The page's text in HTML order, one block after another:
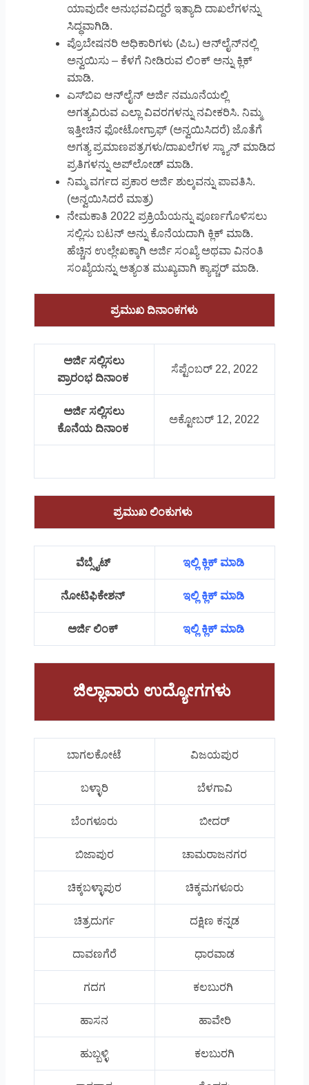
ಯಾವುದೇ ಅನುಭವವಿದ್ದರೆ ಇತ್ಯಾದಿ ದಾಖಲೆಗಳನ್ನು
ಸಿದ್ಧವಾಗಿಡಿ.
ಪ್ರೊಬೇಷನರಿ ಅಧಿಕಾರಿಗಳು (ಪಿಒ) ಆನ್‌ಲೈನ್‌ನಲ್ಲಿ
ಅನ್ವಯಿಸು – ಕೆಳಗೆ ನೀಡಿರುವ ಲಿಂಕ್ ಅನ್ನು ಕ್ಲಿಕ್
ಮಾಡಿ.
ಎಸ್‌ಬಿಐ ಆನ್‌ಲೈನ್ ಅರ್ಜಿ ನಮೂನೆಯಲ್ಲಿ
ಅಗತ್ಯವಿರುವ ಎಲ್ಲಾ ವಿವರಗಳನ್ನು ನವೀಕರಿಸಿ. ನಿಮ್ಮ
ಇತ್ತೀಚಿನ ಫೋಟೋಗ್ರಾಫ್ (ಅನ್ವಯಿಸಿದರೆ) ಜೊತೆಗೆ
ಅಗತ್ಯ ಪ್ರಮಾಣಪತ್ರಗಳು/ದಾಖಲೆಗಳ ಸ್ಕ್ಯಾನ್ ಮಾಡಿದ
ಪ್ರತಿಗಳನ್ನು ಅಪ್‌ಲೋಡ್ ಮಾಡಿ.
ನಿಮ್ಮ ವರ್ಗದ ಪ್ರಕಾರ ಅರ್ಜಿ ಶುಲ್ಕವನ್ನು ಪಾವತಿಸಿ.
(ಅನ್ವಯಿಸಿದರೆ ಮಾತ್ರ)
ನೇಮಕಾತಿ 2022 ಪ್ರಕ್ರಿಯೆಯನ್ನು ಪೂರ್ಣಗೊಳಿಸಲು
ಸಲ್ಲಿಸು ಬಟನ್ ಅನ್ನು ಕೊನೆಯದಾಗಿ ಕ್ಲಿಕ್ ಮಾಡಿ.
ಹೆಚ್ಚಿನ ಉಲ್ಲೇಖಕ್ಕಾಗಿ ಅರ್ಜಿ ಸಂಖ್ಯೆ ಅಥವಾ ವಿನಂತಿ
ಸಂಖ್ಯೆಯನ್ನು ಅತ್ಯಂತ ಮುಖ್ಯವಾಗಿ ಕ್ಯಾಪ್ಚರ್ ಮಾಡಿ.
ಪ್ರಮುಖ ದಿನಾಂಕಗಳು
ಅರ್ಜಿ ಸಲ್ಲಿಸಲು
ಪ್ರಾರಂಭ ದಿನಾಂಕ
ಸೆಪ್ಟೆಂಬರ್ 22, 2022
ಅರ್ಜಿ ಸಲ್ಲಿಸಲು
ಕೊನೆಯ ದಿನಾಂಕ
ಅಕ್ಟೋಬರ್ 12, 2022
ಪ್ರಮುಖ ಲಿಂಕುಗಳು
ವೆಬ್ಸೈಟ್ ಇಲ್ಲಿ ಕ್ಲಿಕ್ ಮಾಡಿ
ನೋಟಿಫಿಕೇಶನ್ ಇಲ್ಲಿ ಕ್ಲಿಕ್ ಮಾಡಿ
ಅರ್ಜಿ ಲಿಂಕ್ ಇಲ್ಲಿ ಕ್ಲಿಕ್ ಮಾಡಿ
ಜಿಲ್ಲಾವಾರು ಉದ್ಯೋಗಗಳು
ಬಾಗಲಕೋಟೆ ವಿಜಯಪುರ
ಬಳ್ಳಾರಿ ಬೆಳಗಾವಿ
ಬೆಂಗಳೂರು ಬೀದರ್
ಬಿಜಾಪುರ ಚಾಮರಾಜನಗರ
ಚಿಕ್ಕಬಳ್ಳಾಪುರ ಚಿಕ್ಕಮಗಳೂರು
ಚಿತ್ರದುರ್ಗ ದಕ್ಷಿಣ ಕನ್ನಡ
ದಾವಣಗೆರೆ ಧಾರವಾಡ
ಗದಗ ಕಲಬುರಗಿ
ಹಾಸನ ಹಾವೇರಿ
ಹುಬ್ಬಳ್ಳಿ ಕಲಬುರಗಿ